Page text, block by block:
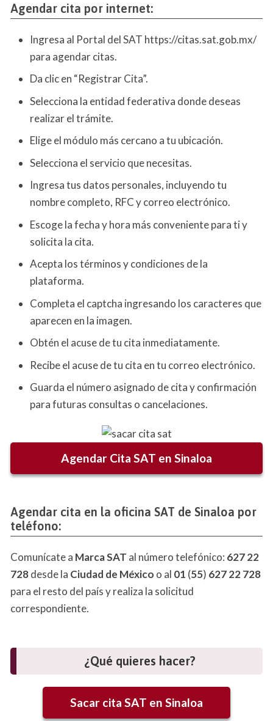
Agendar cita por internet:
Ingresa al Portal del SAT https://citas.sat.gob.mx/
para agendar citas.
Da clic en “Registrar Cita”.
Selecciona la entidad federativa donde deseas
realizar el trámite.
Elige el módulo más cercano a tu ubicación.
Selecciona el servicio que necesitas.
Ingresa tus datos personales, incluyendo tu
nombre completo, RFC y correo electrónico.
Escoge la fecha y hora más conveniente para ti y
solicita la cita.
Acepta los términos y condiciones de la
plataforma.
Completa el captcha ingresando los caracteres que
aparecen en la imagen.
Obtén el acuse de tu cita inmediatamente.
Recibe el acuse de tu cita en tu correo electrónico.
Guarda el número asignado de cita y confirmación
para futuras consultas o cancelaciones.
Agendar Cita SAT en Sinaloa
Agendar cita en la oficina SAT de Sinaloa por
teléfono:
Comunícate a Marca SAT al número telefónico: 627 22
728desde la Ciudad de México o al 01 (55) 627 22 728
para el resto del país y realiza la solicitud
correspondiente.
¿Qué quieres hacer?
Sacar cita SAT en Sinaloa